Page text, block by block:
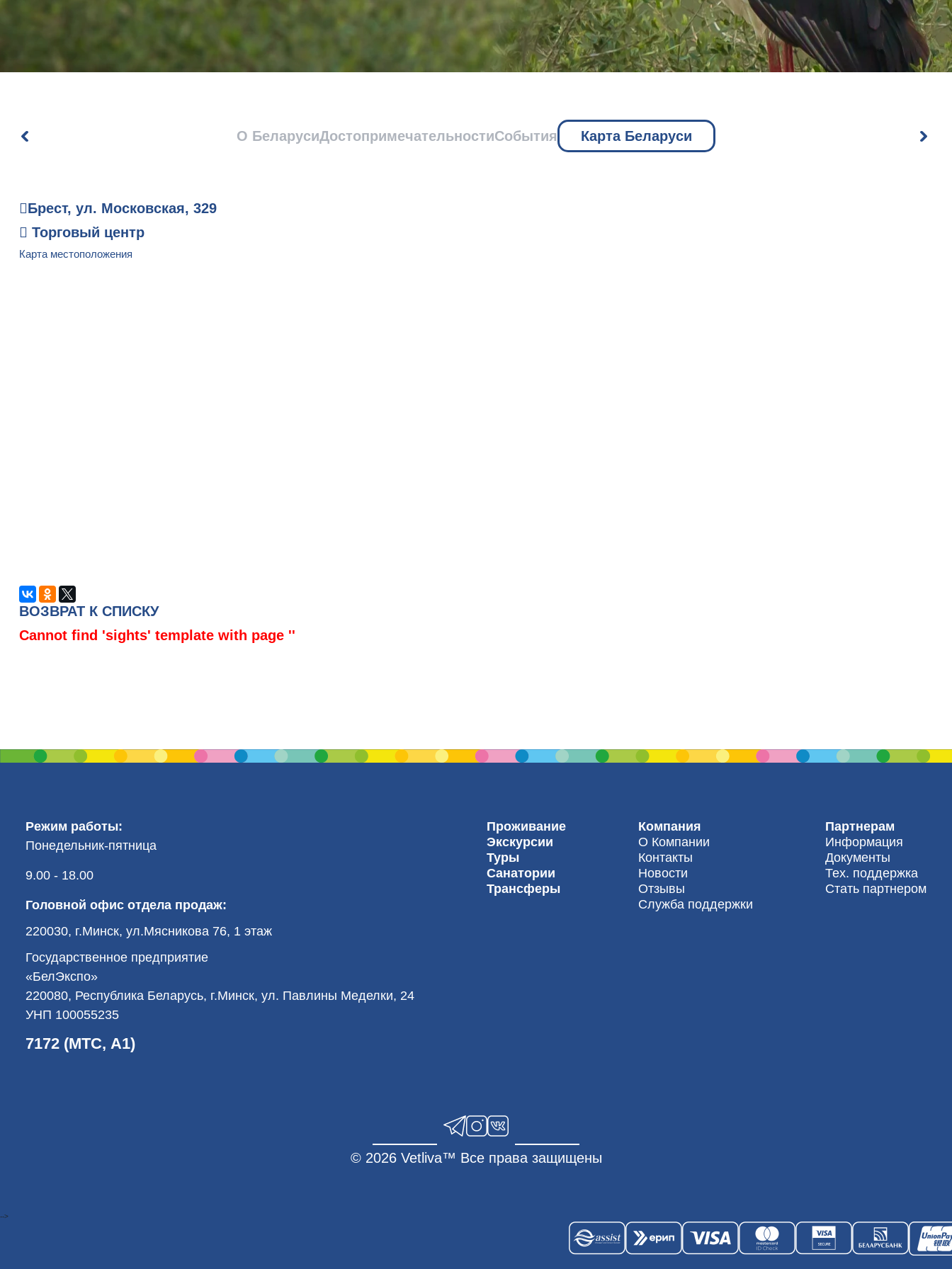
О БеларусиДостопримечательностиСобытия Карта Беларуси
Брест, ул. Московская, 329
Торговый центр
Карта местоположения
ВОЗВРАТ К СПИСКУ
Cannot find 'sights' template with page ''
Режим работы:
Понедельник-пятница
9.00 - 18.00
Головной офис отдела продаж:
220030, г.Минск, ул.Мясникова 76, 1 этаж
Государственное предприятие
«БелЭкспо»
220080, Республика Беларусь, г.Минск, ул. Павлины Меделки, 24
УНП 100055235
7172 (МТС, А1)
Проживание
Экскурсии
Туры
Санатории
Трансферы
Компания
О Компании
Контакты
Новости
Отзывы
Служба поддержки
Партнерам
Информация
Документы
Тех. поддержка
Стать партнером
© 2026 Vetliva™ Все права защищены
-->